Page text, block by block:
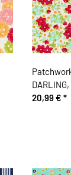
wollweiß-
20,99 € *